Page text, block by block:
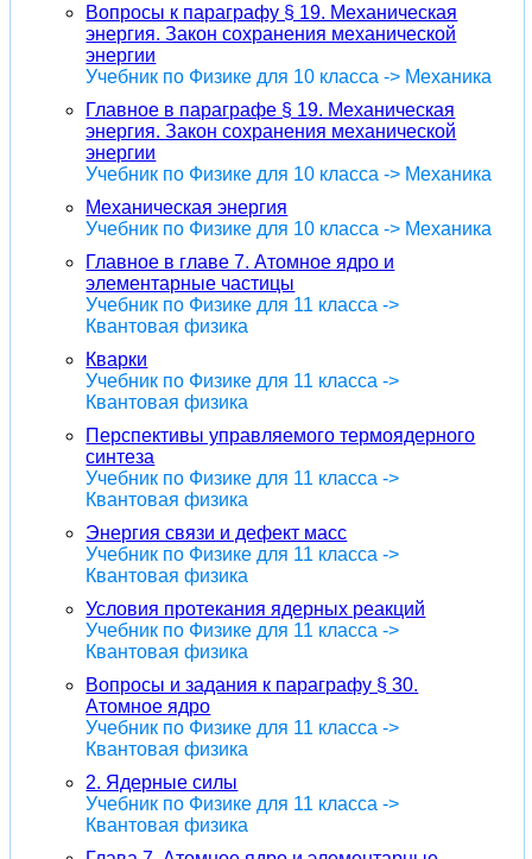
Вопросы к параграфу § 19. Механическая
энергия. Закон сохранения механической
энергии
Учебник по Физике для 10 класса -> Механика
Главное в параграфе § 19. Механическая
энергия. Закон сохранения механической
энергии
Учебник по Физике для 10 класса -> Механика
Механическая энергия
Учебник по Физике для 10 класса -> Механика
Главное в главе 7. Атомное ядро и
элементарные частицы
Учебник по Физике для 11 класса ->
Квантовая физика
Кварки
Учебник по Физике для 11 класса ->
Квантовая физика
Перспективы управляемого термоядерного
синтеза
Учебник по Физике для 11 класса ->
Квантовая физика
Энергия связи и дефект масс
Учебник по Физике для 11 класса ->
Квантовая физика
Условия протекания ядерных реакций
Учебник по Физике для 11 класса ->
Квантовая физика
Вопросы и задания к параграфу § 30.
Атомное ядро
Учебник по Физике для 11 класса ->
Квантовая физика
2. Ядерные силы
Учебник по Физике для 11 класса ->
Квантовая физика